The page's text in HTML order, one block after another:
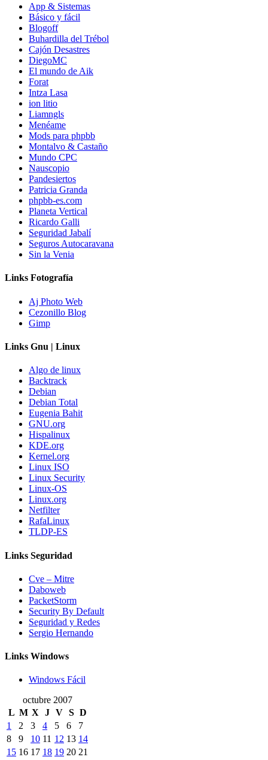
App & Sistemas
Básico y fácil
Blogoff
Buhardilla del Trébol
Cajón Desastres
DiegoMC
El mundo de Aik
Forat
Intza Lasa
ion litio
Liamngls
Menéame
Mods para phpbb
Montalvo & Castaño
Mundo CPC
Nauscopio
Pandesiertos
Patricia Granda
phpbb-es.com
Planeta Vertical
Ricardo Galli
Seguridad Jabalí
Seguros Autocaravana
Sin la Venia
Links Fotografía
Aj Photo Web
Cezonillo Blog
Gimp
Links Gnu | Linux
Algo de linux
Backtrack
Debian
Debian Total
Eugenia Bahit
GNU.org
Hispalinux
KDE.org
Kernel.org
Linux ISO
Linux Security
Linux-OS
Linux.org
Netfilter
RafaLinux
TLDP-ES
Links Seguridad
Cve – Mitre
Daboweb
PacketStorm
Security By Default
Seguridad y Redes
Sergio Hernando
Links Windows
Windows Fácil
octubre 2007
L M X J V S D
1
2 3 4 5 6
7
8
9 10 11 12 13 14
15 16 17 18 19 20 21